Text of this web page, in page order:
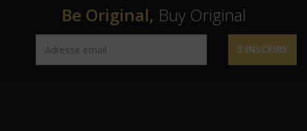
Be Original, Buy Original
S'INSCRIRE